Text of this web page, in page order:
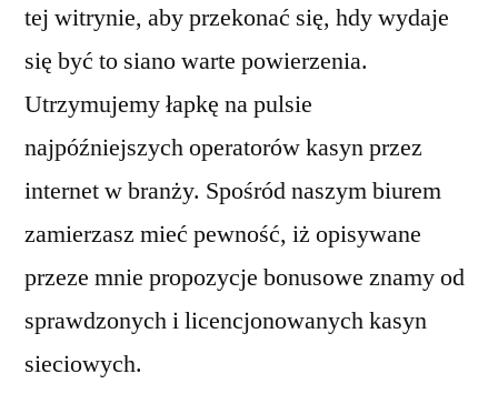
tej witrynie, aby przekonać się, hdy wydaje
się być to siano warte powierzenia.
Utrzymujemy łapkę na pulsie
najpóźniejszych operatorów kasyn przez
internet w branży. Spośród naszym biurem
zamierzasz mieć pewność, iż opisywane
przeze mnie propozycje bonusowe znamy od
sprawdzonych i licencjonowanych kasyn
sieciowych.